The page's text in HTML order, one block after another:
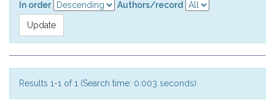
In order
Authors/record
Results 1-1 of 1 (Search time: 0.003 seconds).